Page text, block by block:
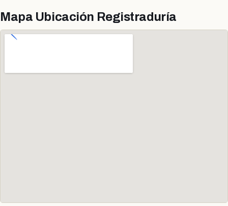
Mapa Ubicación Registraduría